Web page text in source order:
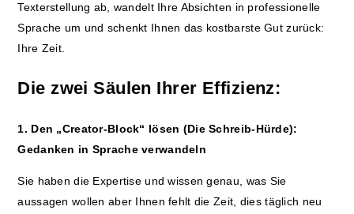
Texterstellung ab, wandelt Ihre Absichten in professionelle
Sprache um und schenkt Ihnen das kostbarste Gut zurück:
Ihre Zeit.
Die zwei Säulen Ihrer Effizienz:
1. Den „Creator-Block“ lösen (Die Schreib-Hürde):
Gedanken in Sprache verwandeln
Sie haben die Expertise und wissen genau, was Sie
aussagen wollen aber Ihnen fehlt die Zeit, dies täglich neu